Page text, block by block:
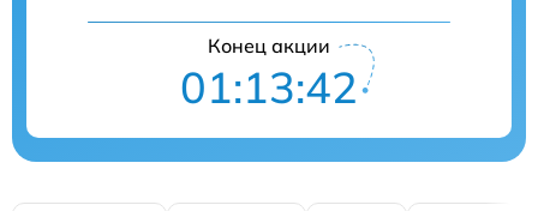
Конец акции
01:13:40